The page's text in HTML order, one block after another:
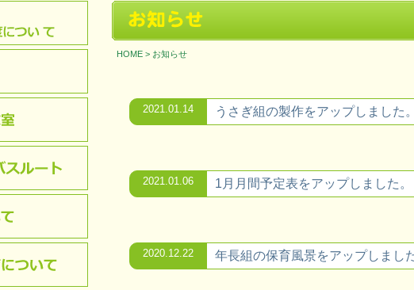
HOME> お知らせ
2021.01.14 うさぎ組の製作をアップしました。
2021.01.06 1月月間予定表をアップしました。
2020.12.22 年長組の保育風景をアップしました